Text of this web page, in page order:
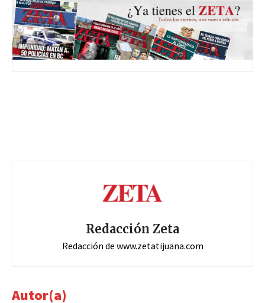
Redacción Zeta
Redacción de www.zetatijuana.com
Autor(a)